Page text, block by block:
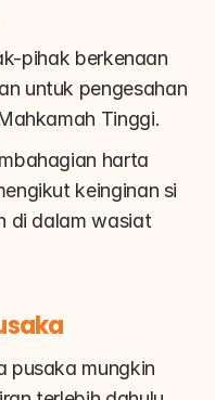
pihak berkenaan
untuk pengesahan
Tinggi.
harta
keinginan si
di dalam wasiat
pusaka mungkin